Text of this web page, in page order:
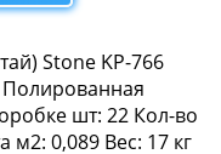
Stone KP-766
шт: 22 Кол-во
м2: 0,089 Вес: 17 кг